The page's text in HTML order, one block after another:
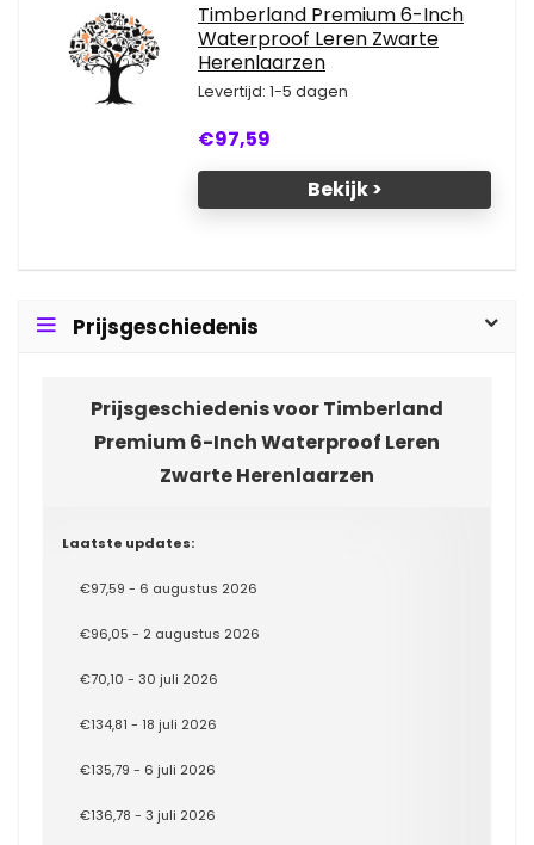
Timberland Premium 6-Inch
Waterproof Leren Zwarte
Herenlaarzen
Levertijd: 1-5 dagen
€97,59
Bekijk >
Prijsgeschiedenis
Prijsgeschiedenis voor Timberland
Premium 6-Inch Waterproof Leren
Zwarte Herenlaarzen
Laatste updates:
€97,59 - 6 augustus 2026
€96,05 - 2 augustus 2026
€70,10 - 30 juli 2026
€134,81 - 18 juli 2026
€135,79 - 6 juli 2026
€136,78 - 3 juli 2026